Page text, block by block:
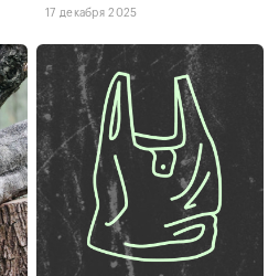
17 декабря 2025